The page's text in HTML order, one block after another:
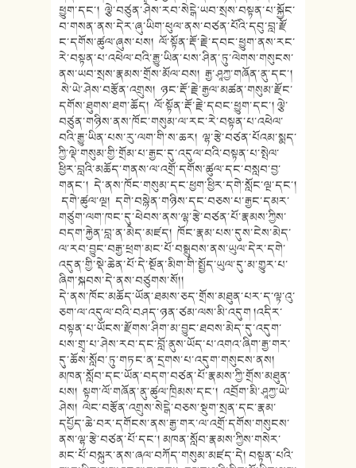
ཕྱུག་དང་། ལྕེ་བཙུན་ཤེས་རབ་སེངྒེ་ཡབ་སྲས་བསྟན་པ་སྐྱོང་
བ་གསན་ནས་དེར་ཞུ་ཡིག་ཕུལ་ནས་བཙན་པོའི་དབུ་བླ་རྫོ
ང་དགོས་ཚུལ་ཞུས་པས། ལོ་སྟོན་རྡོ་རྗེ་དབང་ཕྱུག་ནས་རང་
རེ་བསྟན་པ་འཕེལ་བའི་རྒྱུ་ཡིན་པས་ཤིན་ཏུ་ལེགས་གསུངས་
ནས་ཡབ་སྲས་རྣམས་གྲོས་མོལ་བས། རྒྱ་ཤཱཀྱ་གཞོན་ནུ་དང་།
སེ་ཡེ་ཤེས་བརྩོན་འགྲུས། ཉང་རྡོ་རྗེ་རྒྱལ་མཚན་གསུམ་རྫོང་
དགོས་ཐུགས་ཐག་ཆོད། ལོ་སྟོན་རྡོ་རྗེ་དབང་ཕྱུག་དང་། ལྕེ་
བཙུན་གཉིས་ནས་ཁོང་གསུམ་ལ་རང་རེ་བསྟན་པ་འཕེལ་
བའི་རྒྱུ་ཡིན་པས་རུ་ལག་གི་ས་ཆར། ལྷ་རྩེ་བཙན་པོའམ་སྨད་
ཀྱི་ལྡེ་གསུམ་གྱི་གྲོམ་པ་རྒྱང་དུ་འདུལ་བའི་བསྟན་པ་སྤེལ་
ཕྱིར་བླའི་མཆོད་གནས་ལ་འགྲོ་དགོས་ཚུལ་དང་བསླབ་བྱ་
གནང་། དེ་ནས་ཁོང་གསུམ་དང་ཕྱག་ཕྱིར་དགེ་སློང་ལྔ་དང་།
དགེ་ཚུལ་ལྔ། དགེ་བསྙེན་གཉིས་དང་བཅས་པ་རྒྱང་དམར་
གཙུག་ལག་ཁང་དུ་ཕེབས་ནས་ལྷ་རྩེ་བཙན་པོ་རྣམས་ཀྱིས་
བདག་རྐྱེན་བླ་ན་མེད་མཛད། ཁོང་རྣམ་པས་དུས་ངེས་མེད་
ལ་རབ་བྱུང་བརྒྱ་ཕྲག་མང་པོ་བསྒྲུབས་ནས་ཡུལ་དེར་དགེ་
འདུན་གྱི་སྡེ་ཆེན་པོ་དེ་སྔོན་མིག་གི་སྤྱོད་ཡུལ་དུ་མ་གྱུར་པ་
ཞིག་སྐབས་དེ་ནས་བཙུགས་སོ།།
དེ་ནས་ཁོང་མཆོད་ཡོན་ཐམས་ཅད་གྲོས་མཐུན་པར་ད་ལྟ་འུ་
ཅག་ལ་འདུལ་བའི་བཤད་ཉན་ཙམ་ལས་མི་འདུག །འདིར་
བསྟན་པ་ཡོངས་རྫོགས་ཤིག་མ་བྱུང་ཐབས་མེད་དུ་འདུག་
པས་གྲྭ་པ་ཤེས་རབ་དང་བློ་ནུས་ཡོད་པ་འགའ་ཞིག་རྒྱ་གར་
དུ་ཆོས་སློབ་ཏུ་གཏང་ན་དྲགས་པ་འདུག་གསུངས་ནས།
མཁན་སློབ་དང་ཡོན་བདག་བཙན་པོ་རྣམས་ཀྱི་གྲོས་མཐུན་
པས། སྟག་ལོ་གཞོན་ནུ་ཚུལ་ཁྲིམས་དང་། འབྲོག་མི་ཤཱཀྱ་ཡེ་
ཤེས། ལེང་བརྩོན་འགྲུས་སེངྒེ་བཅས་སྡུག་སྲན་དང་རྣམ་
དཔྱོད་ཆེ་བར་དགོངས་ནས་རྒྱ་གར་ལ་འགྲོ་དགོས་གསུངས་
ནས་ལྷ་རྩེ་བཙན་པོ་དང་། མཁན་སློབ་རྣམས་ཀྱིས་གསེར་
མང་པོ་བསྐུར་ནས་ཞལ་བཀོད་གསུམ་མཛད་དེ། བསྟན་པའི་